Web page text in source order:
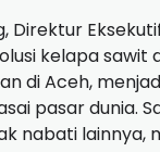
kelapa sawit
di Aceh,
pasar dunia.
nabati lainnya,